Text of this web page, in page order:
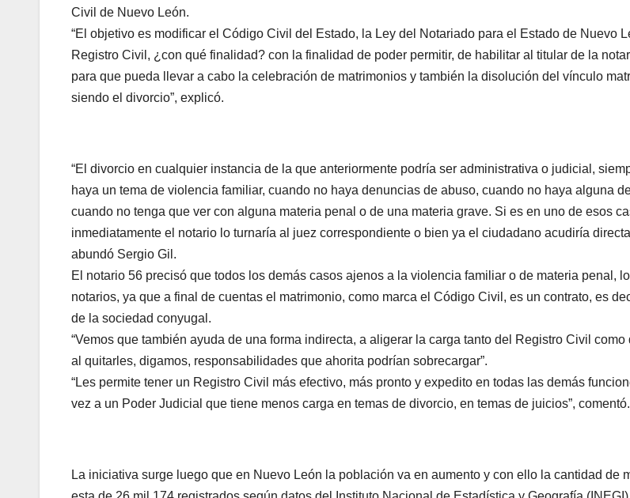
Civil de Nuevo León.
“El objetivo es modificar el Código Civil del Estado, la Ley del Notariado para el Estado de Nuevo
Registro Civil, ¿con qué finalidad? con la finalidad de poder permitir, de habilitar al titular de la
para que pueda llevar a cabo la celebración de matrimonios y también la disolución del vínculo
siendo el divorcio”, explicó.
“El divorcio en cualquier instancia de la que anteriormente podría ser administrativa o judicial,
haya un tema de violencia familiar, cuando no haya denuncias de abuso, cuando no haya alguna
cuando no tenga que ver con alguna materia penal o de una materia grave. Si es en uno de esos
inmediatamente el notario lo turnaría al juez correspondiente o bien ya el ciudadano acudiría
abundó Sergio Gil.
El notario 56 precisó que todos los demás casos ajenos a la violencia familiar o de materia penal,
notarios, ya que a final de cuentas el matrimonio, como marca el Código Civil, es un contrato, es
de la sociedad conyugal.
“Vemos que también ayuda de una forma indirecta, a aligerar la carga tanto del Registro Civil como
al quitarles, digamos, responsabilidades que ahorita podrían sobrecargar”.
“Les permite tener un Registro Civil más efectivo, más pronto y expedito en todas las demás
vez a un Poder Judicial que tiene menos carga en temas de divorcio, en temas de juicios”, comentó.
La iniciativa surge luego que en Nuevo León la población va en aumento y con ello la cantidad de